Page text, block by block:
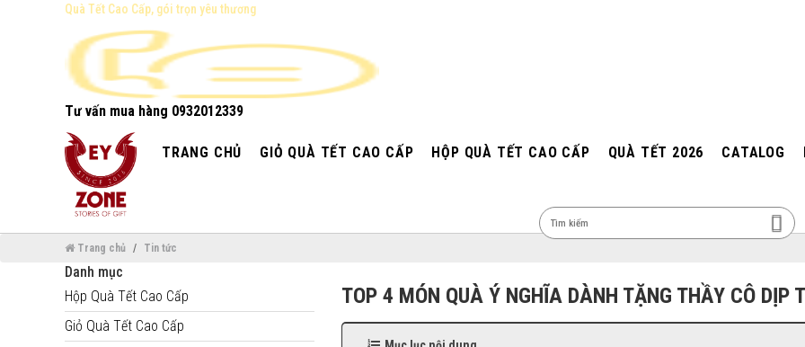
Quà Tết Cao Cấp, gói trọn yêu thương
Tư vấn mua hàng 0932012339
TRANG CHỦ GIỎ QUÀ TẾT CAO CẤP HỘP QUÀ TẾT CAO CẤP QUÀ TẾT 2026 CATALOG
MENU
Trang chủ Tin tức
TOP 4 MÓN QUÀ Ý NGHĨA DÀNH TẶNG THẦY CÔ DỊP
Danh mục
Hộp Quà Tết Cao Cấp
Giỏ Quà Tết Cao Cấp